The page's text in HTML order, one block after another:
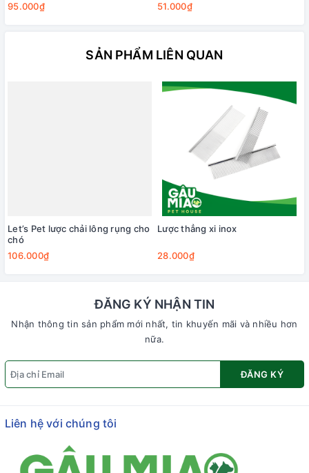
95.000₫ 51.000₫
SẢN PHẨM LIÊN QUAN
Let’s Pet lược chải lông rụng cho
chó
106.000₫
Lược thẳng xi inox
28.000₫
ĐĂNG KÝ NHẬN TIN
Nhận thông tin sản phẩm mới nhất, tin khuyến mãi và nhiều hơn
nữa.
ĐĂNG KÝ
Liên hệ với chúng tôi